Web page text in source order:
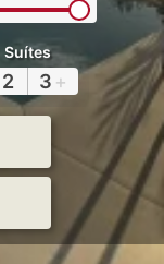
Suítes
2 3 +